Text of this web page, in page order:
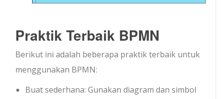
Praktik Terbaik BPMN
Berikut ini adalah beberapa praktik terbaik untuk
menggunakan BPMN:
Buat sederhana: Gunakan diagram dan simbol